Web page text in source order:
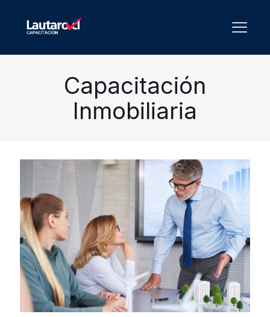
Capacitación
Inmobiliaria